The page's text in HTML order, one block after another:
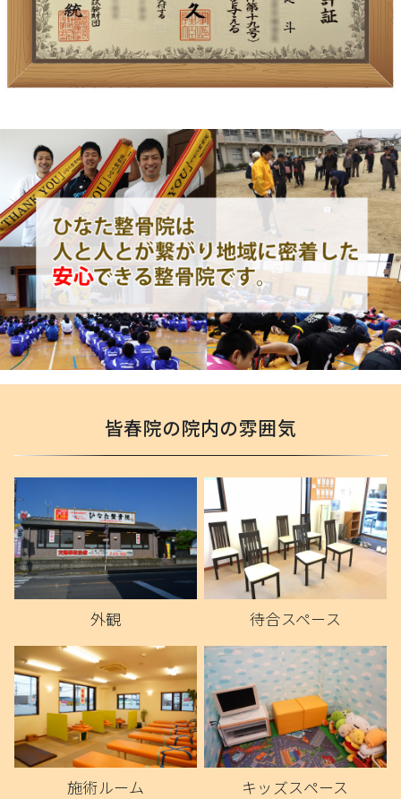
皆春院の院内の雰囲気
外観 待合スペース
施術ルーム キッズスペース